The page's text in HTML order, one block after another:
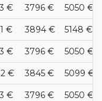
€ 3796 € 5050 €
€ 3894 € 5148 €
€ 3796 € 5050 €
€ 3845 € 5099 €
€ 3796 € 5050 €